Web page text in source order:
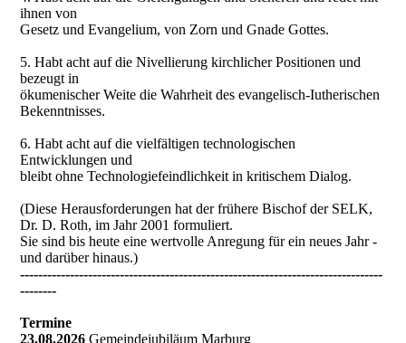
ihnen von
Gesetz und Evangelium, von Zorn und Gnade Gottes.
5. Habt acht auf die Nivellierung kirchlicher Positionen und
bezeugt in
ökumenischer Weite die Wahrheit des evangelisch-Iutherischen
Bekenntnisses.
6. Habt acht auf die vielfältigen technologischen
Entwicklungen und
bleibt ohne Technologiefeindlichkeit in kritischem Dialog.
(Diese Herausforderungen hat der frühere Bischof der SELK,
Dr. D. Roth, im Jahr 2001 formuliert.
Sie sind bis heute eine wertvolle Anregung für ein neues Jahr -
und darüber hinaus.)
--------------------------------------------------------------------------------
--------
Termine
23.08.2026 Gemeindejubiläum Marburg